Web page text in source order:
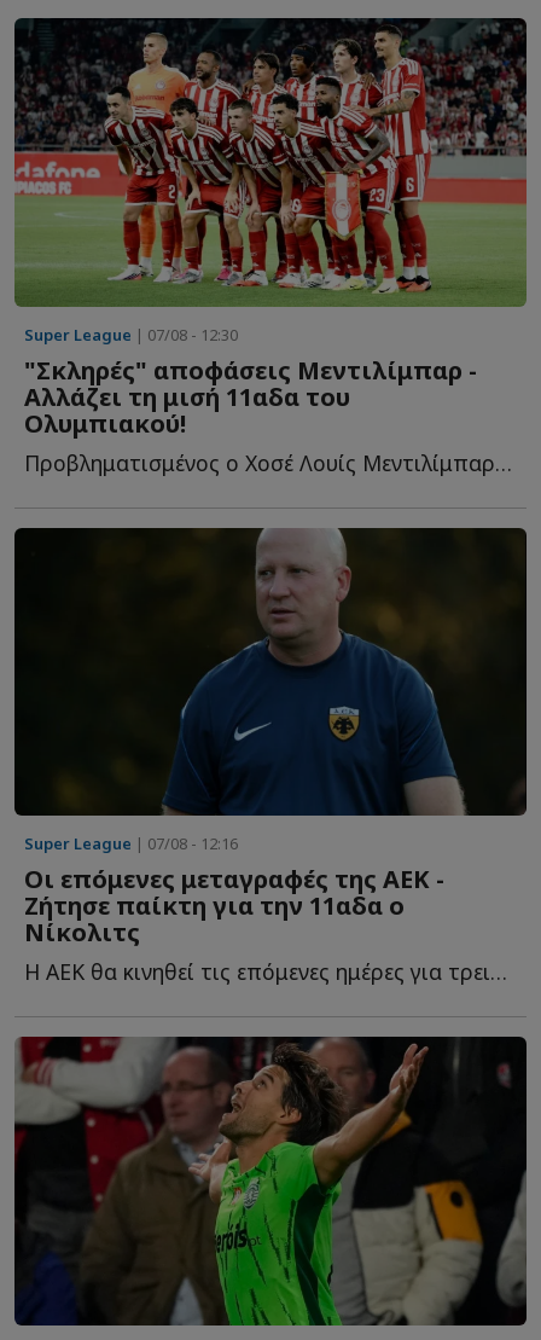
Super League | 07/08 - 12:30
"Σκληρές" αποφάσεις Μεντιλίμπαρ -
Αλλάζει τη μισή 11αδα του
Ολυμπιακού!
Προβληματισμένος ο Χοσέ Λουίς Μεντιλίμπαρ από το πρώτο π...
Super League | 07/08 - 12:16
Οι επόμενες μεταγραφές της ΑΕΚ -
Ζήτησε παίκτη για την 11αδα ο
Νίκολιτς
Η ΑΕΚ θα κινηθεί τις επόμενες ημέρες για τρεις ακόμα π...